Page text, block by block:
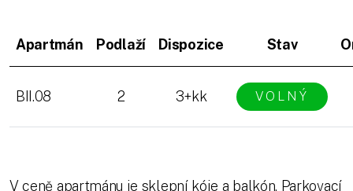
Apartmán Podlaží Dispozice Stav
BII.08 2 3+kk VOLNÝ
V ceně apartmánu je sklepní kóje a balkón. Parkovací